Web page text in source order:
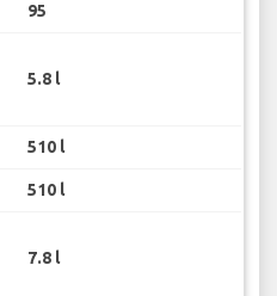
95
5.8 l
510 l
510 l
7.8 l